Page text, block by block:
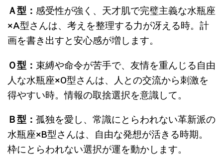
Ａ型： 感受性が強く、天才肌で完璧主義な水瓶座
×A型さんは、 考えを整理する力が冴える時。計
画を書き出すと安心感が増します。
Ｏ型： 束縛や命令が苦手で、友情を重んじる自由
人な水瓶座×O型さんは、 人との交流から刺激を
得やすい時。情報の取捨選択を意識して。
Ｂ型： 孤独を愛し、常識にとらわれない革新派の
水瓶座×B型さんは、 自由な発想が活きる時期。
枠にとらわれない選択が運を動かします。